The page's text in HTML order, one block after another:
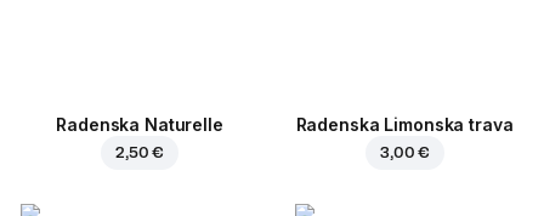
Radenska Naturelle
2,50 €
Radenska Limonska trava
3,00 €